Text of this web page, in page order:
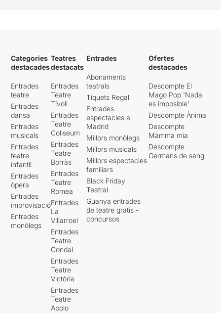
Categories
destacades
Entrades
teatre
Entrades
dansa
Entrades
musicals
Entrades
teatre
infantil
Entrades
òpera
Entrades
improvisació
Entrades
monòlegs
Teatres
destacats
Entrades
Teatre
Tívoli
Entrades
Teatre
Coliseum
Entrades
Teatre
Borràs
Entrades
Teatre
Romea
Entrades
La
Villarroel
Entrades
Teatre
Condal
Entrades
Teatre
Victòria
Entrades
Teatre
Apolo
Entrades
Abonaments
teatrals
Tiquets Regal
Entrades
espectacles a
Madrid
Millors monòlegs
Millors musicals
Millors espectacles
familiars
Black Friday
Teatral
Guanya entrades
de teatre gratis -
concursos
Ofertes
destacades
Descompte El
Mago Pop 'Nada
es imposible'
Descompte Ànima
Descompte
Mamma mia
Descompte
Germans de sang